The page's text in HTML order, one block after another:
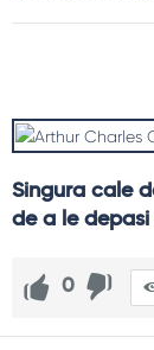
Singura cale
de a le
0